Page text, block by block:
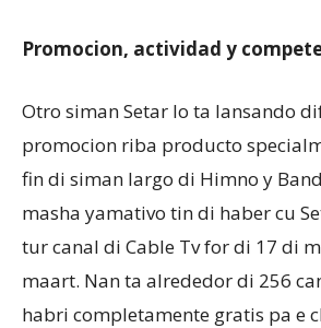
Promocion, actividad y
Otro siman Setar lo ta lansando
promocion riba producto
fin di siman largo di Himno y
masha yamativo tin di haber cu
tur canal di Cable Tv for di 17 di
maart. Nan ta alrededor di 256
habri completamente gratis pa e